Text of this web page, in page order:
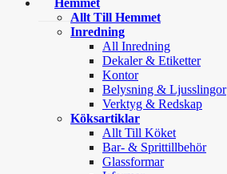
Hemmet
Allt Till Hemmet
Inredning
All Inredning
Dekaler & Etiketter
Kontor
Belysning & Ljusslingor
Verktyg & Redskap
Köksartiklar
Allt Till Köket
Bar- & Sprittillbehör
Glassformar